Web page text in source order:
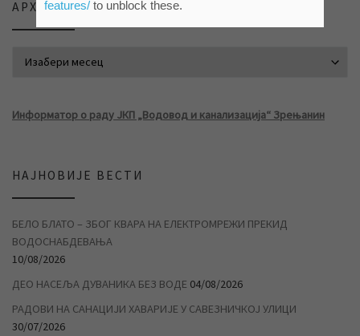
АРХИВА ВЕСТИ
Информатор о раду ЈКП „Водовод и канализација“ Зрењанин
НАЈНОВИЈЕ ВЕСТИ
БЕЛО БЛАТО – ЗБОГ КВАРА НА ЕЛЕКТРОМРЕЖИ ПРЕКИД
ВОДОСНАБДЕВАЊА
10/08/2026
ДЕО НАСЕЉА ДУВАНИКА БЕЗ ВОДЕ 04/08/2026
РАДОВИ НА САНАЦИЈИ ХАВАРИЈЕ У САВЕЗНИЧКОЈ УЛИЦИ
30/07/2026
features/to unblock these.